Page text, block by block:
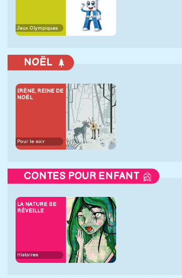
Jeux Olympiques
NOËL
IRÈNE, REINE DE
NOËL
Pour le soir
CONTES POUR ENFANT
LA NATURE SE
RÉVEILLE
Histoires